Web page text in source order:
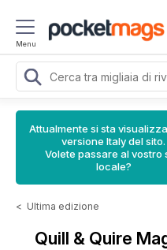
Menu
Attualmente si sta
versione Italy del sito.
Volete passare al vostro
locale?
< Ultima edizione
Quill & Quire